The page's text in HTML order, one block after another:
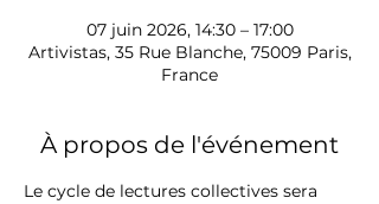
07 juin 2026, 14:30 – 17:00
Artivistas, 35 Rue Blanche, 75009 Paris,
France
À propos de l'événement
Le cycle de lectures collectives sera